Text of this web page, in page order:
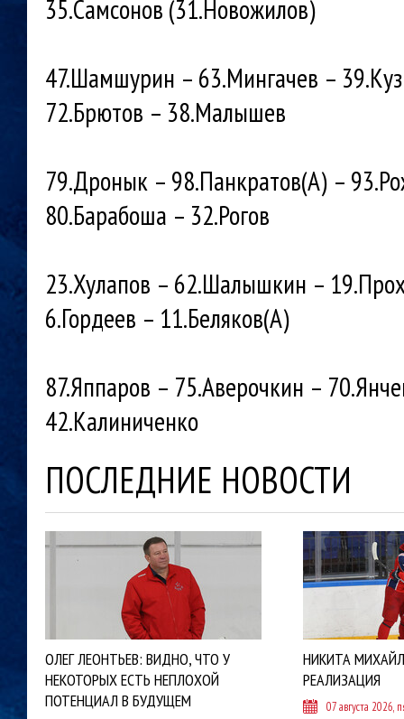
35.Самсонов (31.Новожилов)
47.Шамшурин – 63.Мингачев –
72.Брютов – 38.Малышев
79.Дронык – 98.Панкратов(А) –
80.Барабоша – 32.Рогов
23.Хулапов – 62.Шалышкин –
6.Гордеев – 11.Беляков(А)
87.Яппаров – 75.Аверочкин –
42.Калиниченко
ПОСЛЕДНИЕ НОВОСТИ
ОЛЕГ ЛЕОНТЬЕВ: ВИДНО, ЧТО У
НЕКОТОРЫХ ЕСТЬ НЕПЛОХОЙ
ПОТЕНЦИАЛ В БУДУЩЕМ
НИКИТА
РЕАЛИЗАЦИЯ
07 августа 2026,